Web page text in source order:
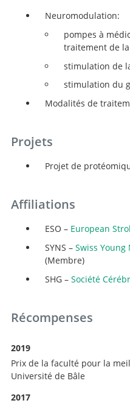
Neuromodulation:
pompes à
traitement de
stimulation de
stimulation du
Modalités de
Projets
Projet de
Affiliations
ESO – European
SYNS – Swiss Young
(Membre)
SHG – Société
Récompenses
2019
Prix de la faculté pour la
Université de Bâle
2017